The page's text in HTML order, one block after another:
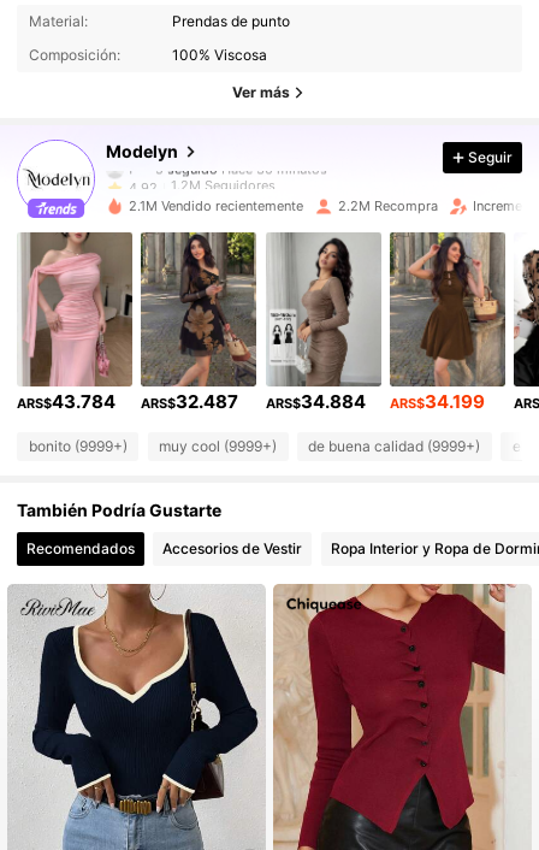
Material:
Prendas de punto
Composición:
100% Viscosa
Ver más
Modelyn
1.2M Seguidores
4,92 1.2M Seguidores
4,92 1.2M Seguidores
4,92 1.2M Seguidores
4,92 1.2M Seguidores
4,92 1.2M Seguidores
1.2M Seguidores
4,92 1.2M Seguidores
4,92
Seguir
2.1M Vendido recientemente 2.2M Recompra
ARS$43.784 ARS$32.487 ARS$34.884 ARS$34.199
bonito (9999+) muy cool (9999+) de buena calidad (9999+)
También Podría Gustarte
Recomendados Accesorios de Vestir Ropa Interior y Ropa de